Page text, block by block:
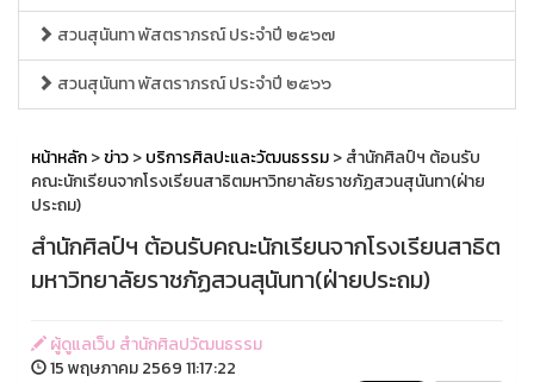
สวนสุนันทา พัสตราภรณ์ ประจำปี ๒๕๖๗
สวนสุนันทา พัสตราภรณ์ ประจำปี ๒๕๖๖
หน้าหลัก>ข่าว>บริการศิลปะและวัฒนธรรม> สำนักศิลป์ฯ ต้อนรับ
คณะนักเรียนจากโรงเรียนสาธิตมหาวิทยาลัยราชภัฏสวนสุนันทา(ฝ่าย
ประถม)
สำนักศิลป์ฯ ต้อนรับคณะนักเรียนจากโรงเรียนสาธิต
มหาวิทยาลัยราชภัฏสวนสุนันทา(ฝ่ายประถม)
ผู้ดูแลเว็บ สำนักศิลปวัฒนธรรม
15 พฤษภาคม 2569 11:17:22